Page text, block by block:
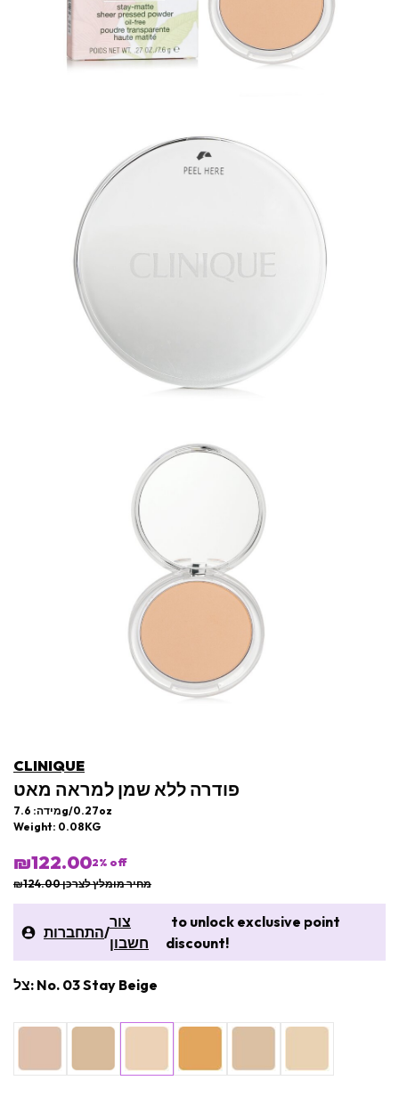
CLINIQUE
פודרה ללא שמן למראה מאט
מידה: 7.6g/0.27oz
Weight: 0.08KG
₪122.002% off
מחיר מומלץ לצרכן ₪124.00
התחברות/
צור
חשבון
to unlock exclusive point
discount!
צל: No. 03 Stay Beige